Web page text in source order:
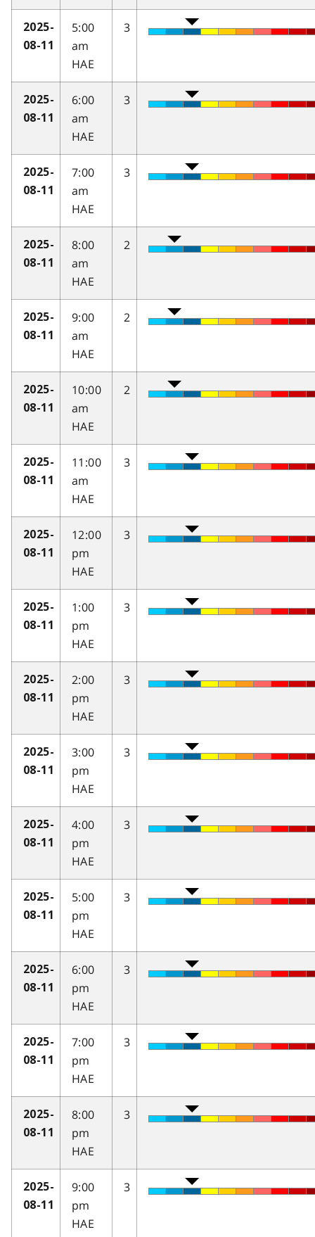
2025-
08-11
5:00
am
HAE
3
2025-
08-11
6:00
am
HAE
3
2025-
08-11
7:00
am
HAE
3
2025-
08-11
8:00
am
HAE
2
2025-
08-11
9:00
am
HAE
2
2025-
08-11
10:00
am
HAE
2
2025-
08-11
11:00
am
HAE
3
2025-
08-11
12:00
pm
HAE
3
2025-
08-11
1:00
pm
HAE
3
2025-
08-11
2:00
pm
HAE
3
2025-
08-11
3:00
pm
HAE
3
2025-
08-11
4:00
pm
HAE
3
2025-
08-11
5:00
pm
HAE
3
2025-
08-11
6:00
pm
HAE
3
2025-
08-11
7:00
pm
HAE
3
2025-
08-11
8:00
pm
HAE
3
2025-
08-11
9:00
pm
HAE
3